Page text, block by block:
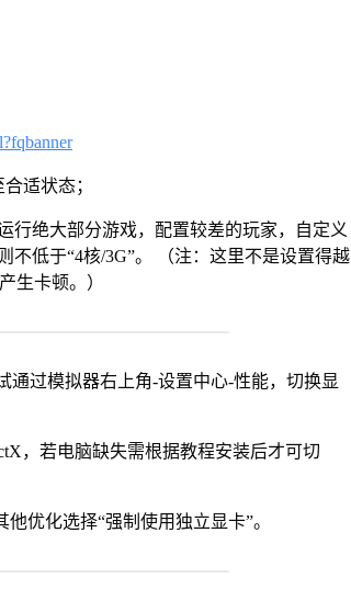
适状态；
行绝大部分游戏，配置较差的玩家，自定义
不低于“4核/3G”。 （注：这里不是设置得越
生卡顿。）
通过模拟器右上角-设置中心-性能，切换显
，若电脑缺失需根据教程安装后才可切
优化选择“强制使用独立显卡”。